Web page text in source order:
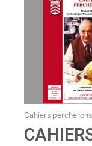
Cahiers percherons